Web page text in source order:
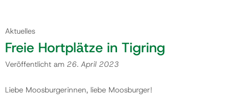
Aktuelles
Freie Hortplätze in Tigring
Veröffentlicht am 26. April 2023
Liebe Moosburgerinnen, liebe Moosburger!